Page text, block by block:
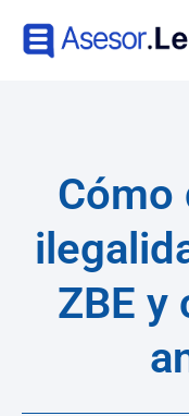
Cómo
ZBE y